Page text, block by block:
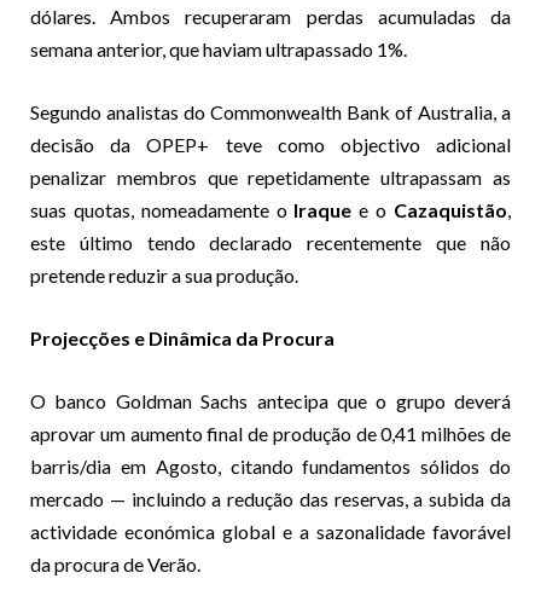
dólares. Ambos recuperaram perdas acumuladas da
semana anterior, que haviam ultrapassado 1%.
Segundo analistas do Commonwealth Bank of Australia, a
decisão da OPEP+ teve como objectivo adicional
penalizar membros que repetidamente ultrapassam as
suas quotas, nomeadamente o Iraque e o Cazaquistão,
este último tendo declarado recentemente que não
pretende reduzir a sua produção.
Projecções e Dinâmica da Procura
O banco Goldman Sachs antecipa que o grupo deverá
aprovar um aumento final de produção de 0,41 milhões de
barris/dia em Agosto, citando fundamentos sólidos do
mercado — incluindo a redução das reservas, a subida da
actividade económica global e a sazonalidade favorável
da procura de Verão.